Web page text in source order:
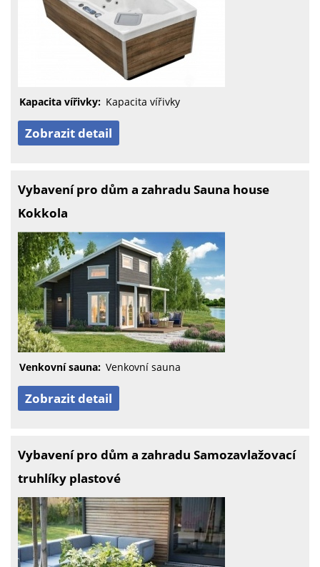
Kapacita vířivky: Kapacita vířivky
Zobrazit detail
Vybavení pro dům a zahradu Sauna house
Kokkola
Venkovní sauna: Venkovní sauna
Zobrazit detail
Vybavení pro dům a zahradu Samozavlažovací
truhlíky plastové